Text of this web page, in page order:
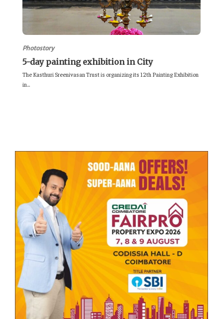
Photostory
5-day painting exhibition in City
The Kasthuri Sreenivasan Trust is organizing its 12th Painting Exhibition
in...